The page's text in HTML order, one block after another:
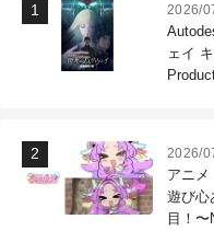
2026/
ェイ
2026/
アニメ
遊び心
目！